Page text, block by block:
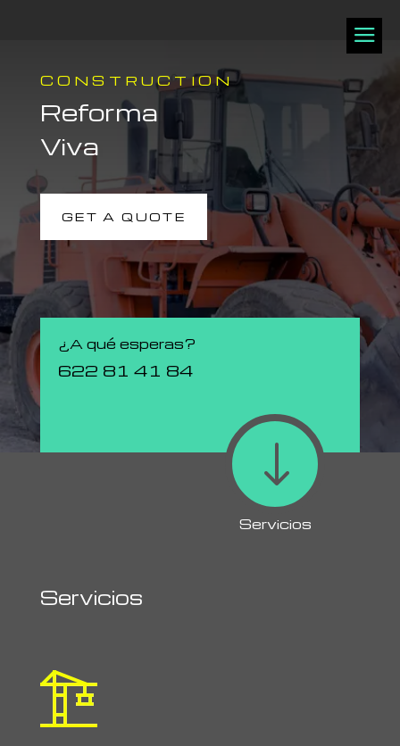
a
CONSTRUCTION
Reforma
Viva
GET A QUOTE
¿A qué esperas?
622 81 41 84
"
Servicios
Servicios